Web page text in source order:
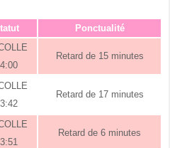
Ponctualité
Retard de 15 minutes
Retard de 17 minutes
Retard de 6 minutes